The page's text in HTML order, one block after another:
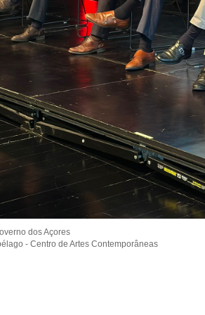
dos Açores
- Centro de Artes Contemporâneas